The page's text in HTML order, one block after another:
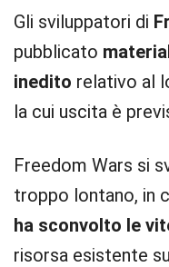
Gli sviluppatori di
pubblicato
inedito relativo al
la cui uscita è
Freedom Wars si
troppo lontano, in
ha sconvolto le
risorsa esistente